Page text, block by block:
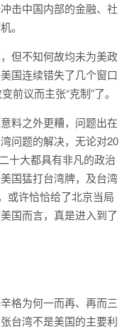
击中国内部的金融、社
。
但不知何故均未为美政
国连续错失了几个窗口
前议而主张“克制”了。
料之外更糟，问题出在
问题的解决，无论对20
十大都具有非凡的政治
国猛打台湾牌，及台湾
或许恰恰给了北京当局
国而言，真是进入到了
格为何一而再、再而三
台湾不是美国的主要利